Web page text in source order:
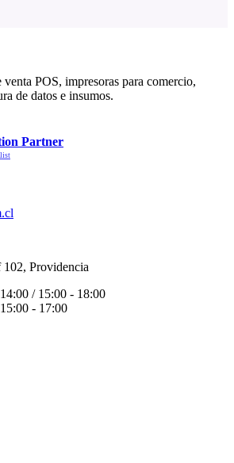
POS, impresoras para comercio,
de datos e insumos.
Partner
Providencia
/ 15:00 - 18:00
- 17:00